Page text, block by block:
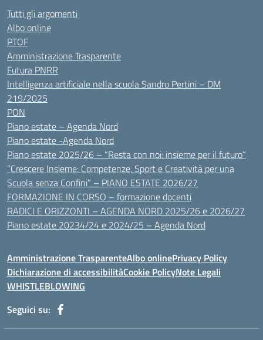
Tutti gli argomenti
Albo online
PTOF
Amministrazione Trasparente
Futura PNRR
Intelligenza artificiale nella scuola Sandro Pertini – DM
219/2025
PON
Piano estate – Agenda Nord
Piano estate -Agenda Nord
Piano estate 2025/26 – “Resta con noi: insieme per il futuro”
“Crescere Insieme: Competenze, Sport e Creatività per una
Scuola senza Confini” – PIANO ESTATE 2026/27
FORMAZIONE IN CORSO – formazione docenti
RADICI E ORIZZONTI – AGENDA NORD 2025/26 e 2026/27
Piano estate 20234/24 e 2024/25 – Agenda Nord
Amministrazione TrasparenteAlbo onlinePrivacy Policy
Dichiarazione di accessibilitàCookie PolicyNote Legali
WHISTLEBLOWING
Seguici su: